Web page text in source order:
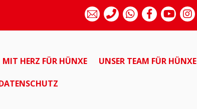
MIT HERZ FÜR HÜNXE UNSER TEAM FÜR HÜNXE